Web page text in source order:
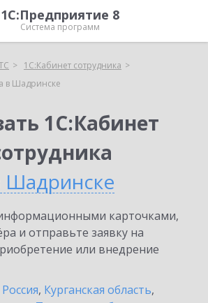
1С:Предприятие 8
Система программ
1С:Кабинет сотрудника
в Шадринске
1С:Кабинет
Шадринске
карточками,
и отправьте заявку на
или внедрение
Россия, Курганская область,